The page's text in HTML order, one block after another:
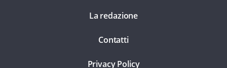
La redazione
Contatti
Privacy Policy